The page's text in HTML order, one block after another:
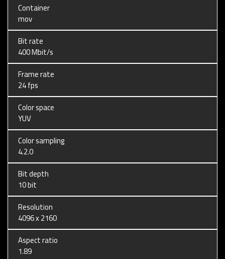
Container
mov
Bit rate
400 Mbit/s
Frame rate
24 fps
Color space
YUV
Color sampling
4.2.0
Bit depth
10 bit
Resolution
4096 x 2160
Aspect ratio
1.89